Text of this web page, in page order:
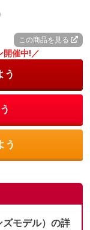
この商品を見る
開催中!／
う
う
ズモデル）の詳